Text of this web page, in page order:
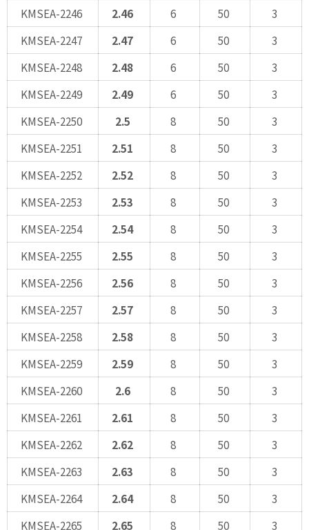
KMSEA-2246
2.46 6 50
3
KMSEA-2247
2.47 6 50
3
KMSEA-2248
2.48 6 50
3
KMSEA-2249
2.49 6 50
3
KMSEA-2250
2.5 8 50
3
KMSEA-2251
2.51 8 50
3
KMSEA-2252
2.52 8 50
3
KMSEA-2253
2.53 8 50
3
KMSEA-2254
2.54 8 50
3
KMSEA-2255
2.55 8 50
3
KMSEA-2256
2.56 8 50
3
KMSEA-2257
2.57 8 50
3
KMSEA-2258
2.58 8 50
3
KMSEA-2259
2.59 8 50
3
KMSEA-2260
2.6 8 50
3
KMSEA-2261
2.61 8 50
3
KMSEA-2262
2.62 8 50
3
KMSEA-2263
2.63 8 50
3
KMSEA-2264
2.64 8 50
3
KMSEA-2265
2.65 8 50
3